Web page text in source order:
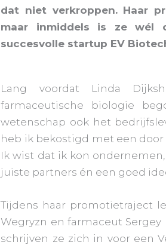
dat niet verkroppen. Haar
maar inmiddels is ze wél
succesvolle startup EV
Lang voordat Linda
farmaceutische biologie
wetenschap ook het
heb ik bekostigd met een
Ik wist dat ik kon
juiste partners én een goed
Tijdens haar promotietraject
Wegryzn en farmaceut
schrijven ze zich in voor een